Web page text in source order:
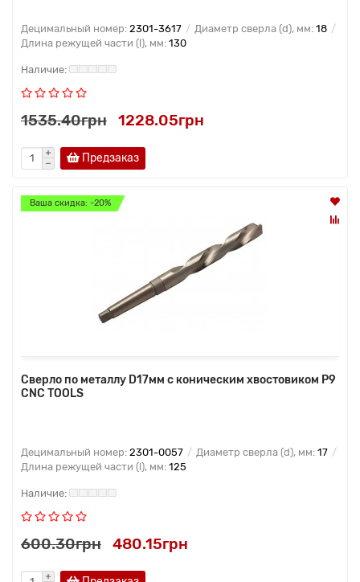
Децимальный номер: 2301-3617 Диаметр сверла (d), мм: 18
Длина режущей части (l), мм: 130
1535.40грн 1228.05грн
Предзаказ
Ваша скидка: -20%
Сверло по металлу D17мм с коническим хвостовиком Р9
CNC TOOLS
Децимальный номер: 2301-0057 Диаметр сверла (d), мм: 17
Длина режущей части (l), мм: 125
600.30грн 480.15грн